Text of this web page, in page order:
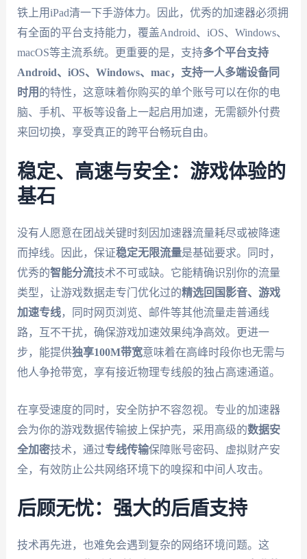
铁上用iPad清一下手游体力。因此，优秀的加速器必须拥
有全面的平台支持能力，覆盖Android、iOS、Windows、
macOS等主流系统。更重要的是，支持多个平台支持
Android、iOS、Windows、mac，支持一人多端设备同
时用 的特性，这意味着你购买的单个账号可以在你的电
脑、手机、平板等设备上一起启用加速，无需额外付费
来回切换，享受真正的跨平台畅玩自由。
稳定、高速与安全：游戏体验的
基石
没有人愿意在团战关键时刻因加速器流量耗尽或被降速
而掉线。因此，保证稳定无限流量是基础要求。同时，
优秀的智能分流技术不可或缺。它能精确识别你的流量
类型，让游戏数据走专门优化过的精选回国影音、游戏
加速专线，同时网页浏览、邮件等其他流量走普通线
路，互不干扰，确保游戏加速效果纯净高效。更进一
步，能提供独享100M带宽意味着在高峰时段你也无需与
他人争抢带宽，享有接近物理专线般的独占高速通道。
在享受速度的同时，安全防护不容忽视。专业的加速器
会为你的游戏数据传输披上保护壳，采用高级的数据安
全加密技术，通过专线传输保障账号密码、虚拟财产安
全，有效防止公共网络环境下的嗅探和中间人攻击。
后顾无忧：强大的后盾支持
技术再先进，也难免会遇到复杂的网络环境问题。这